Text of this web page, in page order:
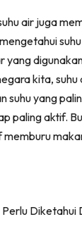
air juga
yang
kita,
suhu yang
paling aktif.
memburu